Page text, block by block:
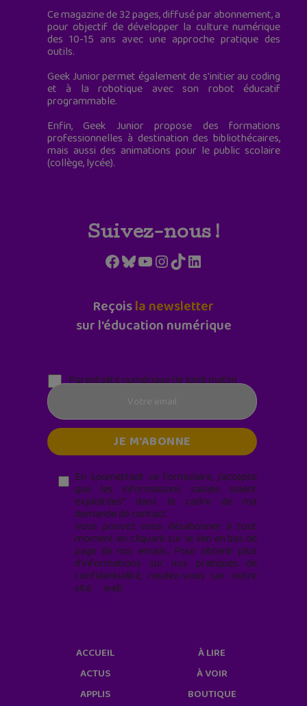
Ce magazine de 32 pages, diffusé par abonnement, a
pour objectif de développer la culture numérique
des 10-15 ans avec une approche pratique des
outils.
Geek Junior permet également de s'initier au coding
et à la robotique avec son robot éducatif
programmable.
Enfin, Geek Junior propose des formations
professionnelles à destination des bibliothécaires,
mais aussi des animations pour le public scolaire
(collège, lycée).
Suivez-nous !
Facebook
Bluesky
YouTube
Instagram
TikTokLinkedIn
Reçoisla newsletter
sur l'éducation numérique
Parentalité numérique (le lundi matin)
En soumettant ce formulaire, j’accepte
que les informations saisies soient
exploitées* dans le cadre de ma
demande de contact.
Vous pouvez vous désabonner à tout
moment en cliquant sur le lien en bas de
page de nos emails. Pour obtenir plus
d'informations sur nos pratiques de
confidentialité, rendez-vous sur notre
site web
ACCUEIL
ACTUS
APPLIS
À LIRE
À VOIR
BOUTIQUE